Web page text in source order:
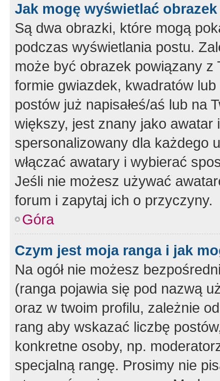
Jak mogę wyświetlać
Są dwa obrazki, które mogą
podczas wyświetlania postu.
może być obrazek powiązany z
formie gwiazdek, kwadratów
postów już napisałeś/aś lub na
większy, jest znany jako
spersonalizowany dla każdego
włączać awatary i wybierać
Jeśli nie możesz używać
forum i zapytaj ich o przyczyny.
Góra
Czym jest moja ranga i jak
Na ogół nie możesz
(ranga pojawia się pod nazwą
oraz w twoim profilu, zależnie
rang aby wskazać liczbę
konkretne osoby, np.
specjalną rangę. Prosimy nie